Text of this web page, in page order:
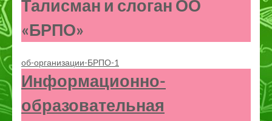
Талисман и слоган ОО
«БРПО»
об-организации-БРПО-1
Информационно-
образовательная